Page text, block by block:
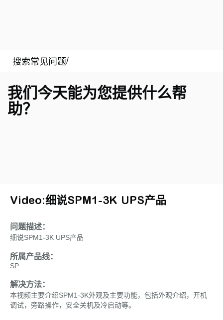
我们今天能为您提供什么帮
助？
Video:细说SPM1-3K UPS产品
问题描述：
细说SPM1-3K UPS产品
所属产品线：
SP
解决方法：
本视频主要介绍SPM1-3K外观及主要功能，包括外观介绍，开机
调试，旁路操作，安全关机及冷启动等。